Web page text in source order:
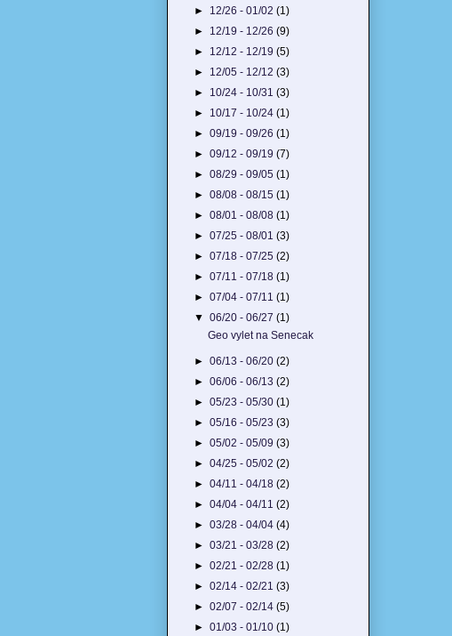
► 12/26 - 01/02(1)
► 12/19 - 12/26(9)
► 12/12 - 12/19(5)
► 12/05 - 12/12(3)
► 10/24 - 10/31(3)
► 10/17 - 10/24(1)
►09/19 - 09/26(1)
►09/12 - 09/19(7)
►08/29 - 09/05(1)
►08/08 - 08/15(1)
►08/01 - 08/08(1)
►07/25 - 08/01(3)
►07/18 - 07/25(2)
►07/11 - 07/18(1)
►07/04 - 07/11(1)
▼06/20 - 06/27(1)
Geo vylet na Senecak
►06/13 - 06/20(2)
►06/06 - 06/13(2)
►05/23 - 05/30(1)
►05/16 - 05/23(3)
►05/02 - 05/09(3)
►04/25 - 05/02(2)
►04/11 - 04/18(2)
►04/04 - 04/11(2)
►03/28 - 04/04(4)
►03/21 - 03/28(2)
►02/21 - 02/28(1)
►02/14 - 02/21(3)
►02/07 - 02/14(5)
►01/03 - 01/10(1)